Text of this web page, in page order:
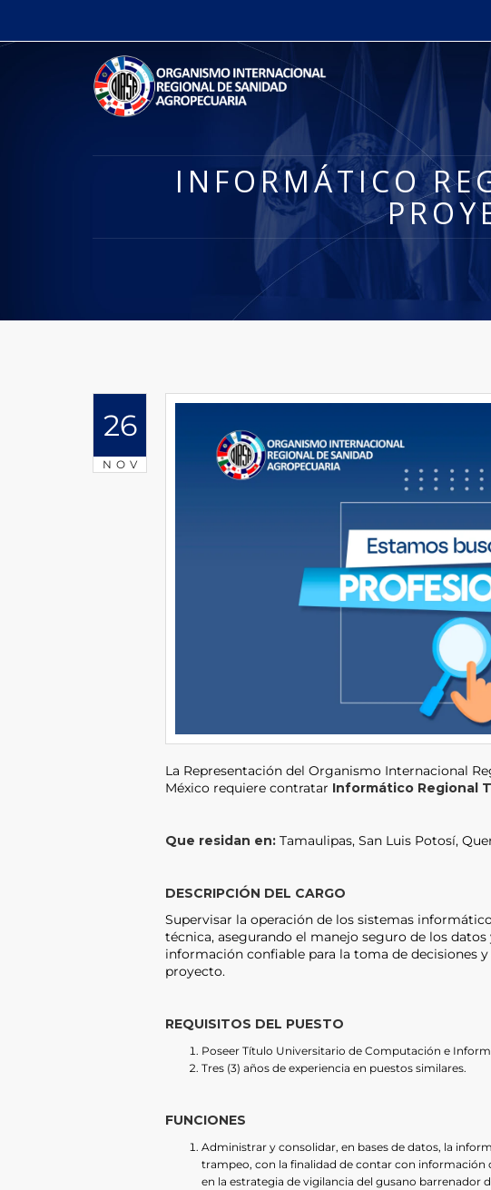
INFORMÁTICO
26
NOV
La Representación del Organismo Internacional
México requiere contratar Informático Regional
Que residan en: Tamaulipas, San Luis Potosí,
DESCRIPCIÓN DEL CARGO
Supervisar la operación de los sistemas
técnica, asegurando el manejo seguro de los
información confiable para la toma de decisiones
proyecto.
REQUISITOS DEL PUESTO
Poseer Título Universitario de Computación e
Tres (3) años de experiencia en puestos similares.
FUNCIONES
Administrar y consolidar, en bases de datos, la
trampeo, con la finalidad de contar con información
en la estrategia de vigilancia del gusano barrenador